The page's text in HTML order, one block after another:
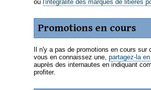
ou l'intégralité des marques de litières
Promotions en cours
Il n'y a pas de promotions en cours sur
vous en connaissez une, partagez-la
auprès des internautes en indiquant
profiter.